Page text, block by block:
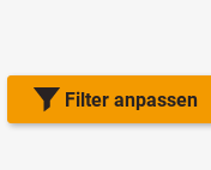
Filter anpassen